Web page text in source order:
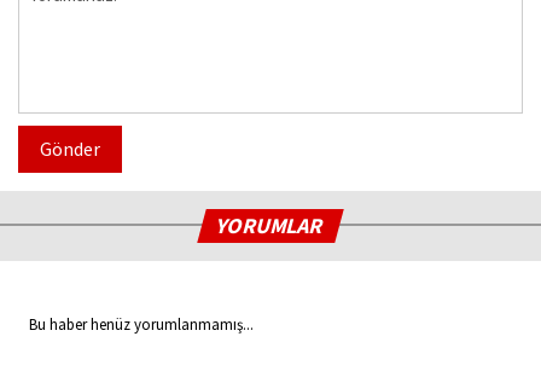
Gönder
YORUMLAR
Bu haber henüz yorumlanmamış...